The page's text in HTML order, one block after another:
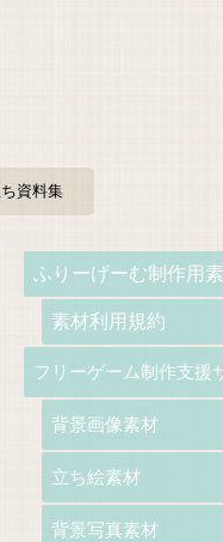
資料集
ふりーげーむ制作用
素材利用規約
フリーゲーム制作支援
背景画像素材
立ち絵素材
背景写真素材